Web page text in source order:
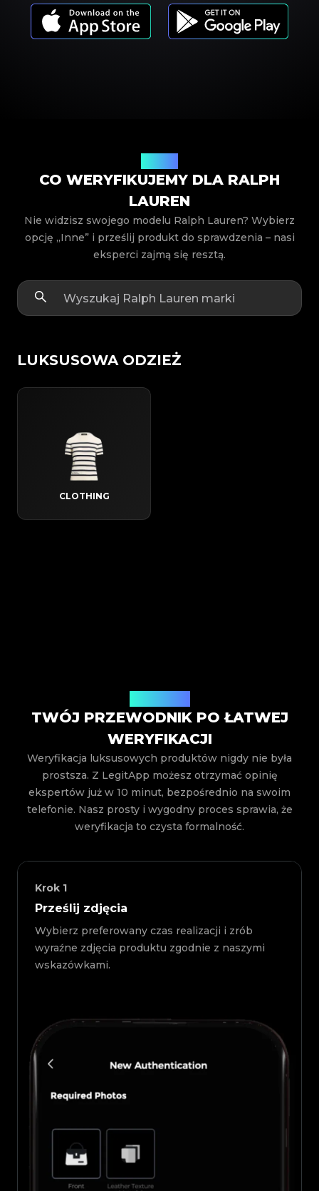
CO WERYFIKUJEMY DLA RALPH
LAUREN
Nie widzisz swojego modelu Ralph Lauren? Wybierz
opcję „Inne” i prześlij produkt do sprawdzenia – nasi
eksperci zajmą się resztą.
LUKSUSOWA ODZIEŻ
CLOTHING
TWÓJ PRZEWODNIK PO ŁATWEJ
WERYFIKACJI
Weryfikacja luksusowych produktów nigdy nie była
prostsza. Z LegitApp możesz otrzymać opinię
ekspertów już w 10 minut, bezpośrednio na swoim
telefonie. Nasz prosty i wygodny proces sprawia, że
weryfikacja to czysta formalność.
Krok 1
Prześlij zdjęcia
Wybierz preferowany czas realizacji i zrób
wyraźne zdjęcia produktu zgodnie z naszymi
wskazówkami.